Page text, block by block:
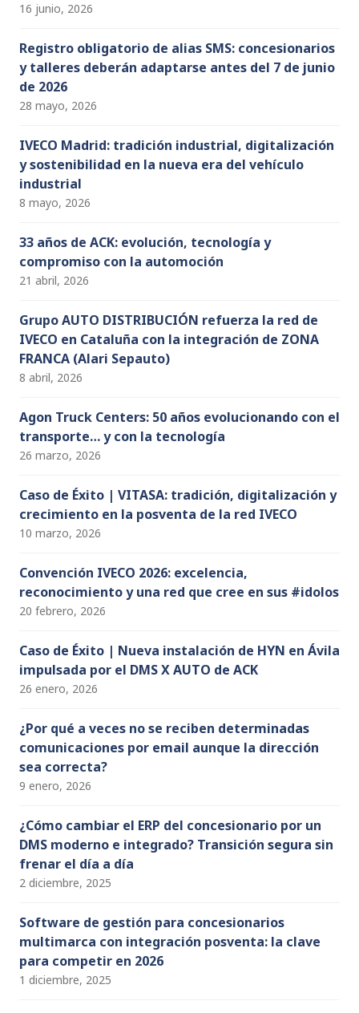
16 junio, 2026
Registro obligatorio de alias SMS: concesionarios
y talleres deberán adaptarse antes del 7 de junio
de 2026
28 mayo, 2026
IVECO Madrid: tradición industrial, digitalización
y sostenibilidad en la nueva era del vehículo
industrial
8 mayo, 2026
33 años de ACK: evolución, tecnología y
compromiso con la automoción
21 abril, 2026
Grupo AUTO DISTRIBUCIÓN refuerza la red de
IVECO en Cataluña con la integración de ZONA
FRANCA (Alari Sepauto)
8 abril, 2026
Agon Truck Centers: 50 años evolucionando con el
transporte… y con la tecnología
26 marzo, 2026
Caso de Éxito | VITASA: tradición, digitalización y
crecimiento en la posventa de la red IVECO
10 marzo, 2026
Convención IVECO 2026: excelencia,
reconocimiento y una red que cree en sus #idolos
20 febrero, 2026
Caso de Éxito | Nueva instalación de HYN en Ávila
impulsada por el DMS X AUTO de ACK
26 enero, 2026
¿Por qué a veces no se reciben determinadas
comunicaciones por email aunque la dirección
sea correcta?
9 enero, 2026
¿Cómo cambiar el ERP del concesionario por un
DMS moderno e integrado? Transición segura sin
frenar el día a día
2 diciembre, 2025
Software de gestión para concesionarios
multimarca con integración posventa: la clave
para competir en 2026
1 diciembre, 2025